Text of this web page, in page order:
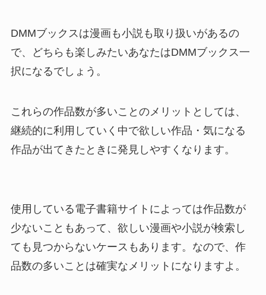
DMMブックスは漫画も小説も取り扱いがあるの
で、どちらも楽しみたいあなたはDMMブックス一
択になるでしょう。
これらの作品数が多いことのメリットとしては、
継続的に利用していく中で欲しい作品・気になる
作品が出てきたときに発見しやすくなります。
使用している電子書籍サイトによっては作品数が
少ないこともあって、欲しい漫画や小説が検索し
ても見つからないケースもあります。なので、作
品数の多いことは確実なメリットになりますよ。